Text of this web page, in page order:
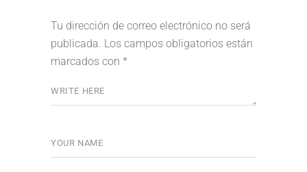
Tu dirección de correo electrónico no será
publicada. Los campos obligatorios están
marcados con *